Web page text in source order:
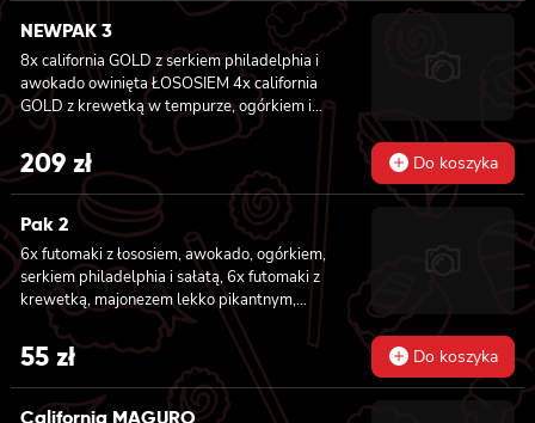
NEWPAK 3
8x california GOLD z serkiem philadelphia i
awokado owinięta ŁOSOSIEM
GOLD z krewetką w tempurze, ogórkiem i
majonezem lekko pikantnym owinięta
WĘGORZEM 4x california GOLD z krewetką
w tempurze, ogórkiem i majonezem lekko
pikantnym owinięta TUŃCZYKIEM 4x
california GOLD z krewetką w tempurze,
ogórkiem i majonezem lekko pikantnym
owinięta KREWETKĄ 4x california GOLD z
krewetką w tempurze, ogórkiem i
majonezem lekko pikantnym owinięta
ŁOSOSIEM 8x california GOLD z krewetką,
serkiem philadelphia i ogórkiem owinięta
majonezem lekko pikantnym, awokado,
209 zł Do koszyka
Pak 2
6x futomaki z łososiem, awokado, ogórkiem,
serkiem philadelphia i sałatą, 6x futomaki z
krewetką, majonezem lekko pikantnym,
ogórkiem i sałatą
55 zł Do koszyka
California MAGURO